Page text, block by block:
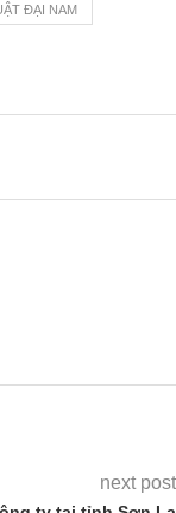
ĐẠI NAM
next post